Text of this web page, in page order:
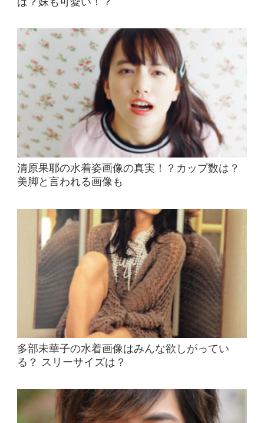
清原果耶の水着姿画像の真実！？カップ数は？
美脚と言われる画像も
多部未華子の水着画像はみんな欲しがってい
る？ スリーサイズは？